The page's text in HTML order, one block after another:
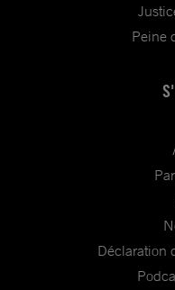
Peine
Déclaration